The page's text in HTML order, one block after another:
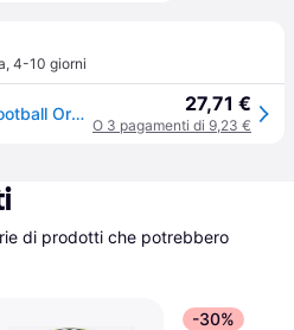
, 4-10 giorni
Europlay My Hood Street Football Orange (302016) 27,71 €
O 3 pagamenti di 9,23 €
di prodotti che potrebbero
-30%